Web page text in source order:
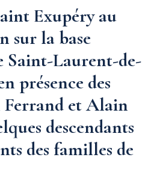
Exupéry au
sur la base
Saint-Laurent-de-
présence des
et Alain
descendants
des familles de